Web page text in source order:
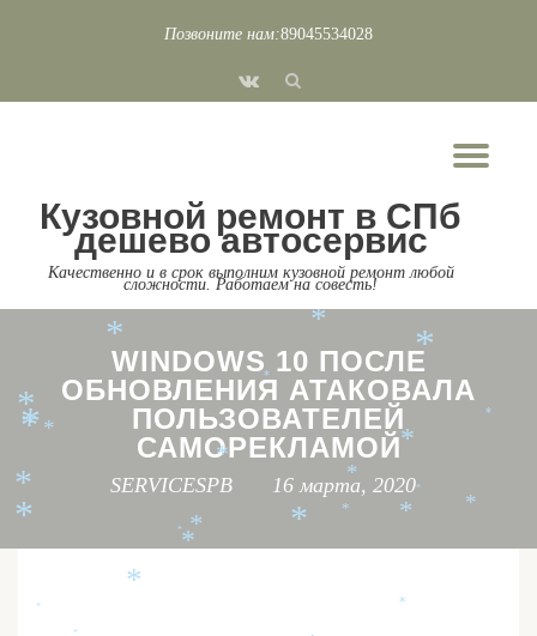
Позвоните нам:89045534028
fa-
Кузовной ремонт в СПб
дешево автосервис
Качественно и в срок выполним кузовной ремонт любой
сложности. Работаем на совесть!
WINDOWS 10 ПОСЛЕ
ОБНОВЛЕНИЯ АТАКОВАЛА
ПОЛЬЗОВАТЕЛЕЙ
САМОРЕКЛАМОЙ
SERVICESPB 16 марта, 2020
*
*
*
*
*
*
*
*
*
*
*
*
*
*
*
*
*
*
*
*
*
*
*
*
*
*
*
*
*
*
*
*
*
*
*
*
*